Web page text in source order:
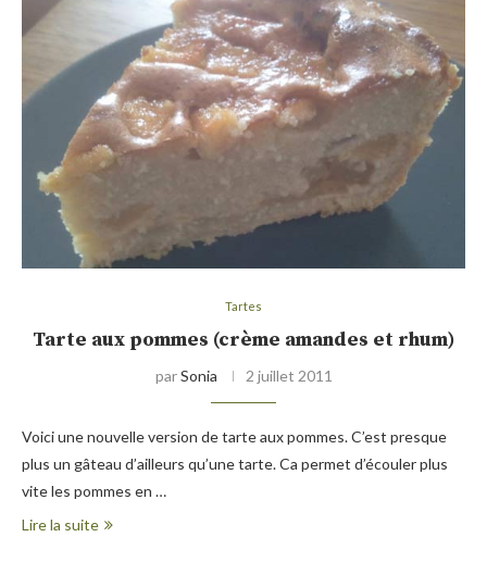
Tartes
Tarte aux pommes (crème amandes et rhum)
parSonia 2 juillet 2011
Voici une nouvelle version de tarte aux pommes. C’est presque
plus un gâteau d’ailleurs qu’une tarte. Ca permet d’écouler plus
vite les pommes en …
Lire la suite